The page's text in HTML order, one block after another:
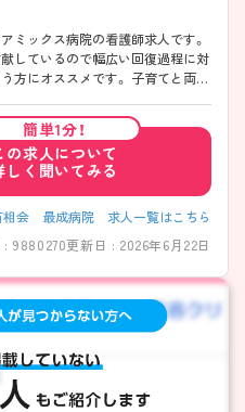
ミックス病院の看護師求人です。
しているので幅広い回復過程に対
方にオススメです。 子育てと両立
などもお伝えしますので、ぜひマ
！簡単1分！
の求人について
しく聞いてみる
相会 最成病院 求人一覧はこちら
: 9880270更新日 : 2026年6月22日